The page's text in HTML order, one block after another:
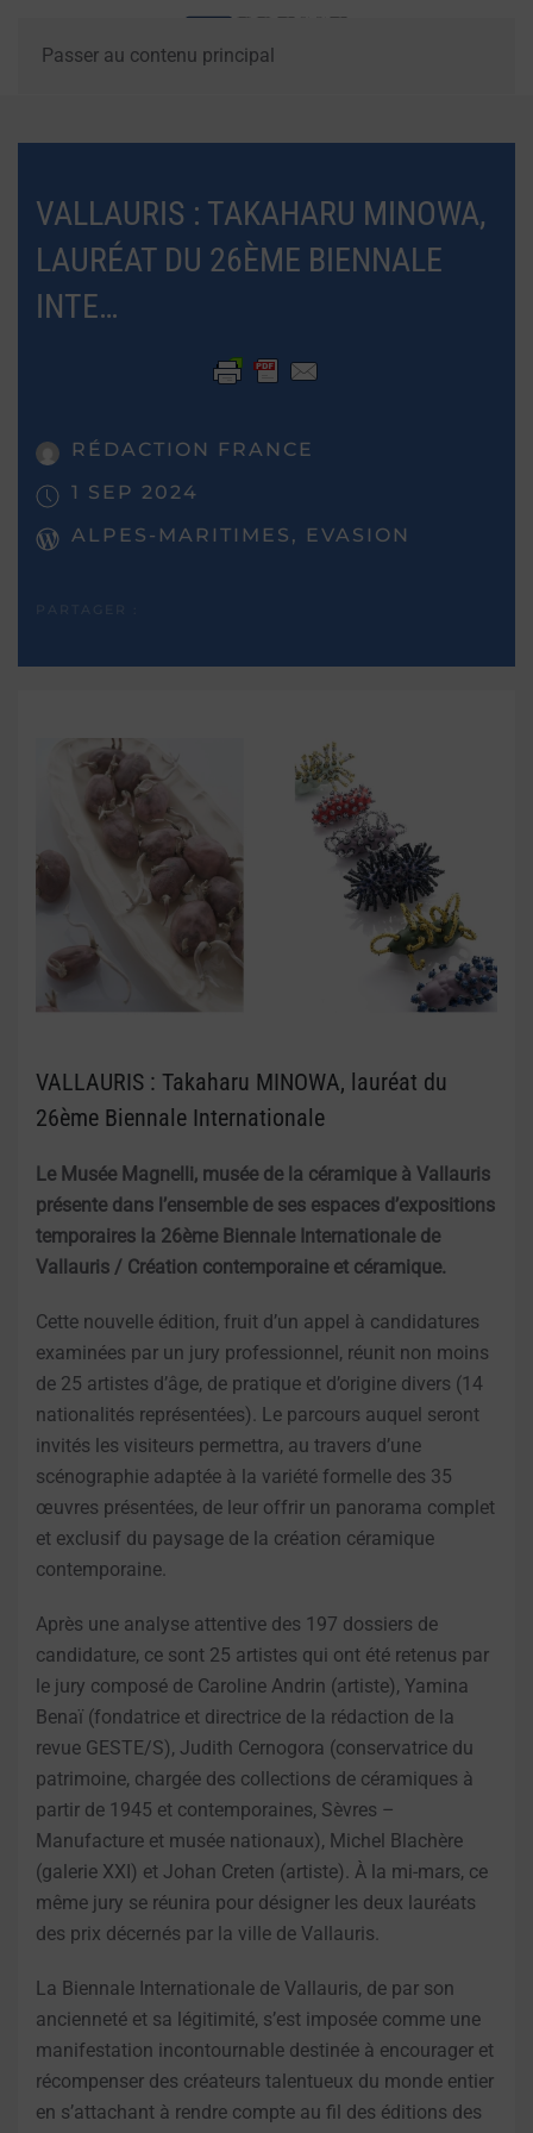
Passer au contenu principal
VALLAURIS : TAKAHARU MINOWA,
LAURÉAT DU 26ÈME BIENNALE
INTE…
RÉDACTION FRANCE
1 SEP 2024
ALPES-MARITIMES, EVASION
VALLAURIS : Takaharu MINOWA, lauréat du
26ème Biennale Internationale
Le Musée Magnelli, musée de la céramique à Vallauris
présente dans l’ensemble de ses espaces d’expositions
temporaires la 26ème Biennale Internationale de
Vallauris / Création contemporaine et céramique.
Cette nouvelle édition, fruit d’un appel à candidatures
examinées par un jury professionnel, réunit non moins
de 25 artistes d’âge, de pratique et d’origine divers (14
nationalités représentées). Le parcours auquel seront
invités les visiteurs permettra, au travers d’une
scénographie adaptée à la variété formelle des 35
œuvres présentées, de leur offrir un panorama complet
et exclusif du paysage de la création céramique
contemporaine.
Après une analyse attentive des 197 dossiers de
candidature, ce sont 25 artistes qui ont été retenus par
le jury composé de Caroline Andrin (artiste), Yamina
Benaï (fondatrice et directrice de la rédaction de la
revue GESTE/S), Judith Cernogora (conservatrice du
patrimoine, chargée des collections de céramiques à
partir de 1945 et contemporaines, Sèvres –
Manufacture et musée nationaux), Michel Blachère
(galerie XXI) et Johan Creten (artiste). À la mi-mars, ce
même jury se réunira pour désigner les deux lauréats
des prix décernés par la ville de Vallauris.
La Biennale Internationale de Vallauris, de par son
ancienneté et sa légitimité, s’est imposée comme une
manifestation incontournable destinée à encourager et
récompenser des créateurs talentueux du monde entier
en s’attachant à rendre compte au fil des éditions des